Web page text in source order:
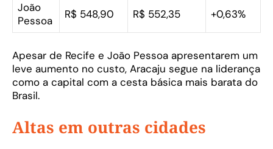
João
Pessoa
R$ 548,90 R$ 552,35 +0,63%
Apesar de Recife e João Pessoa apresentarem um
leve aumento no custo, Aracaju segue na liderança
como a capital com a cesta básica mais barata do
Brasil.
Altas em outras cidades